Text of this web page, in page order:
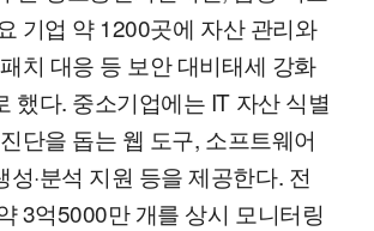
기업 약 1200곳에 자산 관리와
치 대응 등 보안 대비태세 강화
했다. 중소기업에는 IT 자산 식별
단을 돕는 웹 도구, 소프트웨어
성·분석 지원 등을 제공한다. 전
3억5000만 개를 상시 모니터링